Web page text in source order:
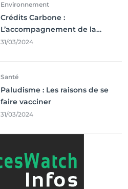
Environnement
Crédits Carbone :
L’accompagnement de la
Francophonie
31/03/2024
Santé
Paludisme : Les raisons de se
faire vacciner
31/03/2024